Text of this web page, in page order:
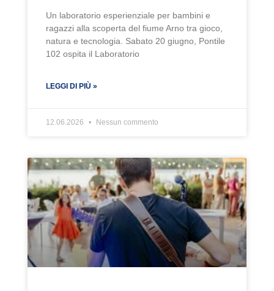
Un laboratorio esperienziale per bambini e
ragazzi alla scoperta del fiume Arno tra gioco,
natura e tecnologia. Sabato 20 giugno, Pontile
102 ospita il Laboratorio
LEGGI DI PIÙ »
12.06.2026 Nessun commento